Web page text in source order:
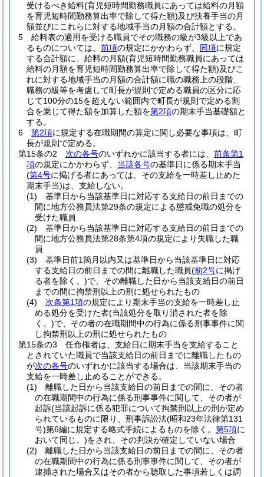
受けるべき給料(育児短時間勤務職員にあっては給料の月額
を育児短時間勤務算出率で除して得た額)及び扶養手当の月
額並びにこれらに対する地域手当の月額の合計額とする。
5
給料表の適用を受ける職員でその職務の級が3級以上であ
るものについては、 前項の規定にかかわらず、 同項に規定
する合計額に、給料の月額(育児短時間勤務職員にあっては
給料の月額を育児短時間勤務算出率で除して得た額)及びこ
れに対する地域手当の月額の合計額に職の職務上の段階、
職務の級等を考慮して町長が規則で定める職員の区分に応
じて100分の15を超えない範囲内で町長が規則で定める割
合を乗じて得た額を加算した額を第2項の期末手当基礎額と
する。
6
第2項に規定する在職期間の算定に関し必要な事項は、町
長が規則で定める。
第15条の2
次の各号のいずれかに該当する者には、 前条第1
項の規定にかかわらず、 当該各号の基準日に係る期末手当
(第4号に掲げる者にあっては、その支給を一時差し止めた
期末手当)は、支給しない。
(1)
基準日から当該基準日に対応する支給日の前日までの
間に地方公務員法第29条の規定による懲戒免職の処分を
受けた職員
(2)
基準日から当該基準日に対応する支給日の前日までの
間に地方公務員法第28条第4項の規定により失職した職
員
(3)
基準日前1箇月以内又は基準日から当該基準日に対応
する支給日の前日までの間に離職した職員(前2号に掲げ
る者を除く。)で、その離職した日から当該支給日の前日
までの間に拘禁刑以上の刑に処せられたもの
(4)
次条第1項の規定により期末手当の支給を一時差し止
める処分を受けた者(当該処分を取り消された者を除
く。)で、その者の在職期間中の行為に係る刑事事件に関
し拘禁刑以上の刑に処せられたもの
第15条の3
任命権者は、支給日に期末手当を支給すること
とされていた職員で当該支給日の前日までに離職したもの
が次の各号のいずれかに該当する場合は、当該期末手当の
支給を一時差し止めることができる。
(1)
離職した日から当該支給日の前日までの間に、その者
の在職期間中の行為に係る刑事事件に関して、その者が
起訴(当該起訴に係る犯罪について拘禁刑以上の刑が定め
られているものに限り、刑事訴訟法(昭和23年法律第131
号)第6編に規定する略式手続によるものを除く。 第5項に
おいて同じ。)をされ、その判決が確定していない場合
(2)
離職した日から当該支給日の前日までの間に、その者
の在職期間中の行為に係る刑事事件に関して、その者が
逮捕された場合又はその者から聴取した事項若しくは調